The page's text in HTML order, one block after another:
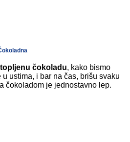
topljenu čokoladu, kako bismo
ustima, i bar na čas, brišu svaku
čokoladom je jednostavno lep.